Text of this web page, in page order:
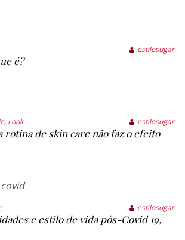
estilosugar
é?
, Look estilosugar
rotina de skin care não faz o efeito
estilosugar
e estilo de vida pós-Covid 19,